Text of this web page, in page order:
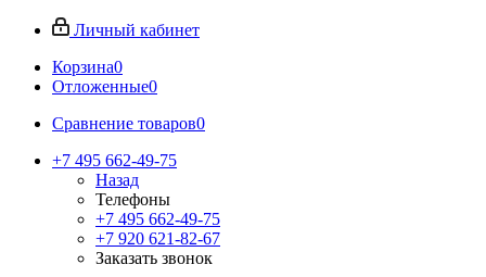
Личный кабинет
Корзина0
Отложенные0
Сравнение товаров0
+7 495 662-49-75
Назад
Телефоны
+7 495 662-49-75
+7 920 621-82-67
Заказать звонок